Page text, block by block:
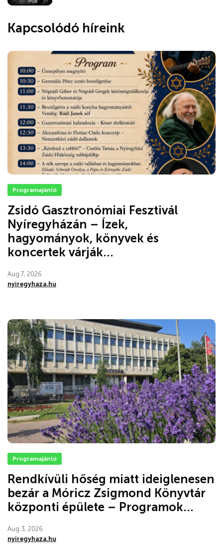
Kapcsolódó híreink
Programajánló
Zsidó Gasztronómiai Fesztivál
Nyíregyházán – Ízek,
hagyományok, könyvek és
koncertek várják...
Aug 7, 2026
nyiregyhaza.hu
Programajánló
Rendkívüli hőség miatt ideiglenesen
bezár a Móricz Zsigmond Könyvtár
központi épülete – Programok...
Aug 3, 2026
nyiregyhaza.hu